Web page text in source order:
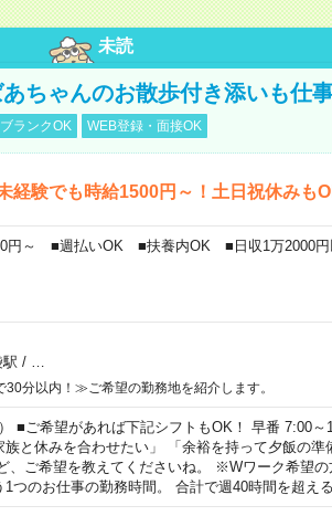
未読
ちゃんのお散歩付き添いも仕
ブランクOK WEB登録・面接OK
験でも時給1500円～！土日祝休みも
円～ ■週払いOK ■扶養内OK ■日収1万2000円
/
分以内！≫ご希望の勤務地を紹介します。
■ご希望があれば下記シフトもOK！ 早番 7:00～
と休みを合わせたい」 「余裕を持って夕飯の準
、ご希望を教えてくださいね。 ※Wワーク希望
つのお仕事の勤務時間。 合計で週40時間を超え